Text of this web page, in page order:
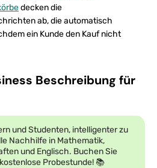
decken die
ab, die automatisch
ein Kunde den Kauf nicht
Beschreibung für
und Studenten, intelligenter zu
Nachhilfe in Mathematik,
und Englisch. Buchen Sie
Probestunde! 📚